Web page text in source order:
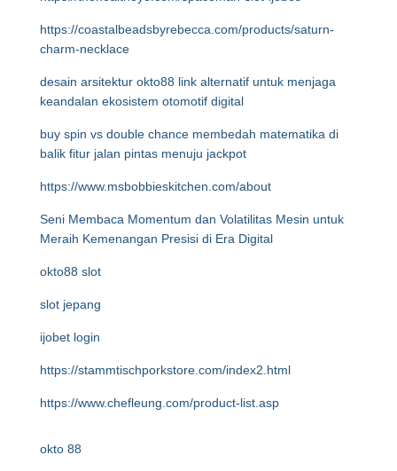
https://coastalbeadsbyrebecca.com/products/saturn-
charm-necklace
desain arsitektur okto88 link alternatif untuk menjaga
keandalan ekosistem otomotif digital
buy spin vs double chance membedah matematika di
balik fitur jalan pintas menuju jackpot
https://www.msbobbieskitchen.com/about
Seni Membaca Momentum dan Volatilitas Mesin untuk
Meraih Kemenangan Presisi di Era Digital
okto88 slot
slot jepang
ijobet login
https://stammtischporkstore.com/index2.html
https://www.chefleung.com/product-list.asp
okto 88